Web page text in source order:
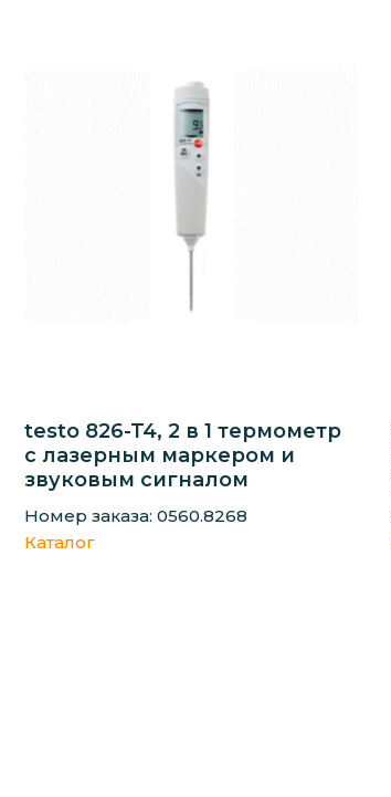
testo 826-T4, 2 в 1 термометр
с лазерным маркером и
звуковым сигналом
Номер заказа: 0560.8268
Каталог